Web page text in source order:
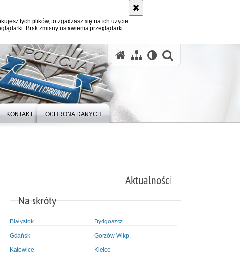
tych plików, to zgadzasz się na ich użycie
Brak zmiany ustawienia przeglądarki
KONTAKT OCHRONA DANYCH
Aktualności
Na skróty
Białystok Bydgoszcz
Gdańsk Gorzów Wlkp.
Katowice Kielce